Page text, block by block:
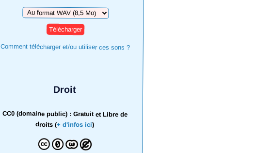
Télécharger
Comment télécharger et/ou utiliser ces sons ?
Droit
CC0 (domaine public) : Gratuit et Libre de
droits (+ d'infos ici)